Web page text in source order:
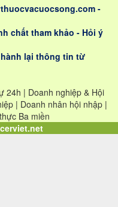
chị em phụ nữ tin
dày
-
chất tham khảo - Hỏi ý
lại thông tin từ
24h | Doanh nghiệp & Hội
| Doanh nhân hội nhập |
Ba miền